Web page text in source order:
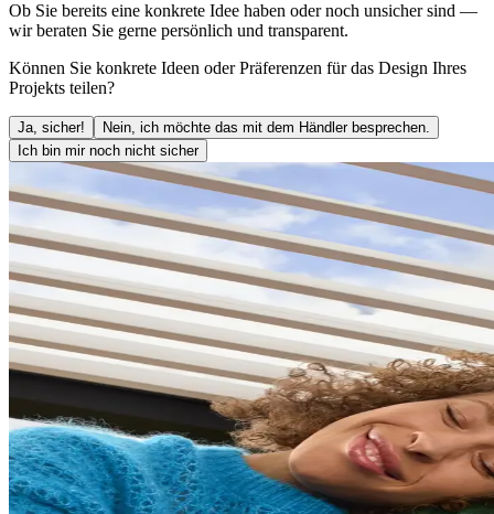
Ob Sie bereits eine konkrete Idee haben oder noch unsicher sind —
wir beraten Sie gerne persönlich und transparent.
Können Sie konkrete Ideen oder Präferenzen für das Design Ihres
Projekts teilen?
Ja, sicher!
Nein, ich möchte das mit dem Händler besprechen.
Ich bin mir noch nicht sicher